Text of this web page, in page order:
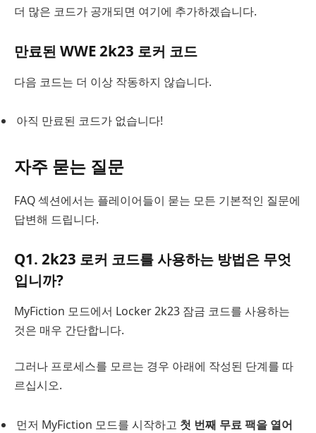
더 많은 코드가 공개되면 여기에 추가하겠습니다.
만료된 WWE 2k23 로커 코드
다음 코드는 더 이상 작동하지 않습니다.
아직 만료된 코드가 없습니다!
자주 묻는 질문
FAQ 섹션에서는 플레이어들이 묻는 모든 기본적인 질문에
답변해 드립니다.
Q1. 2k23 로커 코드를 사용하는 방법은 무엇
입니까?
MyFiction 모드에서 Locker 2k23 잠금 코드를 사용하는
것은 매우 간단합니다.
그러나 프로세스를 모르는 경우 아래에 작성된 단계를 따
르십시오.
먼저 MyFiction 모드를 시작하고 첫 번째 무료 팩을 열어